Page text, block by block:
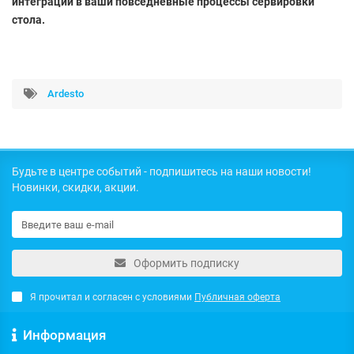
стола.
Ardesto
Будьте в центре событий - подпишитесь на наши новости!
Новинки, скидки, акции.
Оформить подписку
Я прочитал и согласен с условиями Публичная оферта
Информация